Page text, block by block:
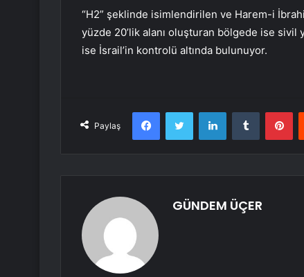
“H2” şeklinde isimlendirilen ve Harem-i
yüzde 20’lik alanı oluşturan bölgede ise
ise İsrail’in kontrolü altında bulunuyor.
Paylaş
FacebookTwitter LinkedInTumblr
GÜNDEM ÜÇER